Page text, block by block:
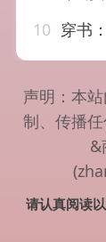
10 穿书：我
声明：本
制、传播
&
请认真阅读